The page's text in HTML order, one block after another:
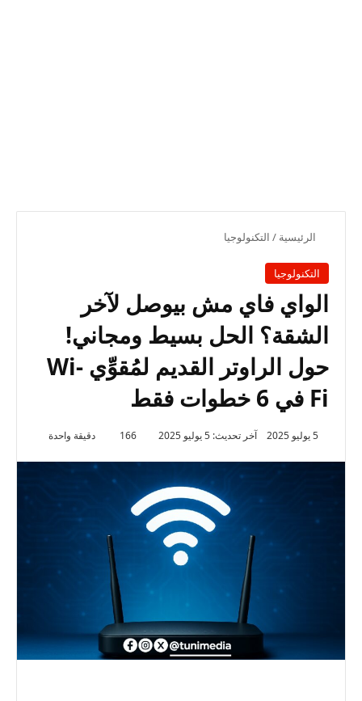
الرئيسية / التكنولوجيا
التكنولوجيا
الواي فاي مش بيوصل لآخر
الشقة؟ الحل بسيط ومجاني!
حول الراوتر القديم لمُقوِّي Wi-
Fi في 6 خطوات فقط
5 يوليو 2025 آخر تحديث: 5 يوليو 2025 166 دقيقة واحدة